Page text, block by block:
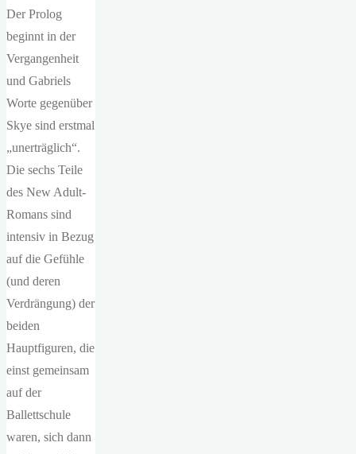
Der Prolog
beginnt in der
Vergangenheit
und Gabriels
Worte gegenüber
Skye sind erstmal
„unerträglich“.
Die sechs Teile
des New Adult-
Romans sind
intensiv in Bezug
auf die Gefühle
(und deren
Verdrängung) der
beiden
Hauptfiguren, die
einst gemeinsam
auf der
Ballettschule
waren, sich dann